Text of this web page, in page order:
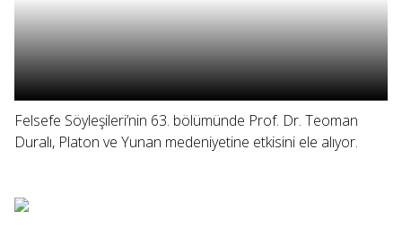
Felsefe Söyleşileri’nin 63. bölümünde Prof. Dr. Teoman
Duralı, Platon ve Yunan medeniyetine etkisini ele alıyor.